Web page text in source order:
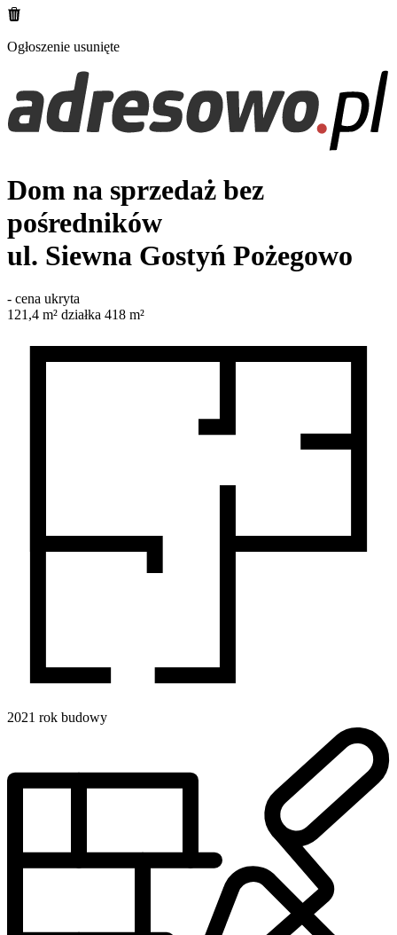
Ogłoszenie usunięte
Dom na sprzedaż bez
pośredników
ul. Siewna Gostyń Pożegowo
- cena ukryta
121,4 m² działka 418 m²
2021 rok budowy